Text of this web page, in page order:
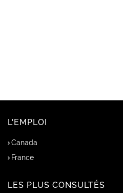
L'EMPLOI
Canada
France
LES PLUS CONSULTÉS